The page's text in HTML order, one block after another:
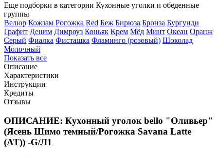
Еще подборки в категории Кухонные уголки и обеденные
группы
Велюр Кожзам Рогожка Red Беж Бирюза Бронза Бургунди
Графит Деним Димроуз Коньяк Крем Мёд Минт Океан Оранж
Серый Фиалка Фисташка Фламинго (розовый) Шоколад
Молочный
Показать все
Описание
Характеристики
Инструкции
Кредиты
Отзывы
ОПИСАНИЕ: Кухонный уголок bello "Оливьер"
(Ясень Шимо темный/Рогожка Savana Latte
(AT)) -G/Л1